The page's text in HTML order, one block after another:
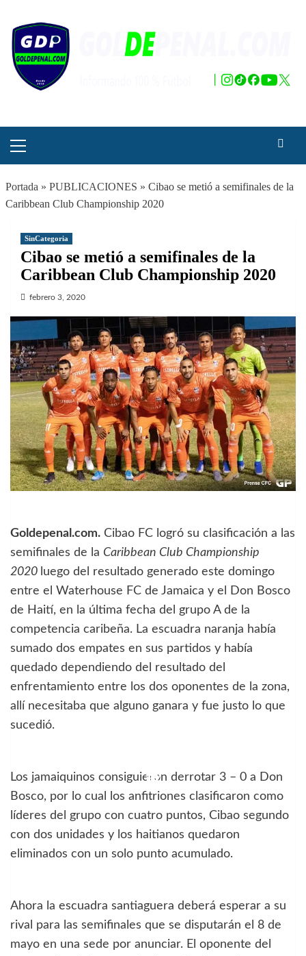
contenido
principal
Portada » PUBLICACIONES » Cibao se metió a semifinales de la
Caribbean Club Championship 2020
SinCategoria
Cibao se metió a semifinales de la
Caribbean Club Championship 2020
febrero 3, 2020
Goldepenal.com. Cibao FC logró su clasificación a las
semifinales de la Caribbean Club Championship
2020 luego del resultado generado este domingo
entre el Waterhouse FC de Jamaica y el Don Bosco
de Haití, en la última fecha del grupo A de la
competencia caribeña. La escuadra naranja había
sumado dos empates en sus partidos y había
quedado dependiendo del resultado del
enfrentamiento entre los dos oponentes de la zona,
allí necesitaba que alguno ganara y fue justo lo que
sucedió.
Los jamaiquinos consiguieron derrotar 3 – 0 a Don
Bosco, por lo cual los anfitriones clasificaron como
líderes del grupo con cuatro puntos, Cibao segundo
con dos unidades y los haitianos quedaron
eliminados con un solo punto acumulado.
Ahora la escuadra santiaguera deberá esperar a su
rival para las semifinales que se disputarán el 8 de
mayo en una sede por anunciar. El oponente del